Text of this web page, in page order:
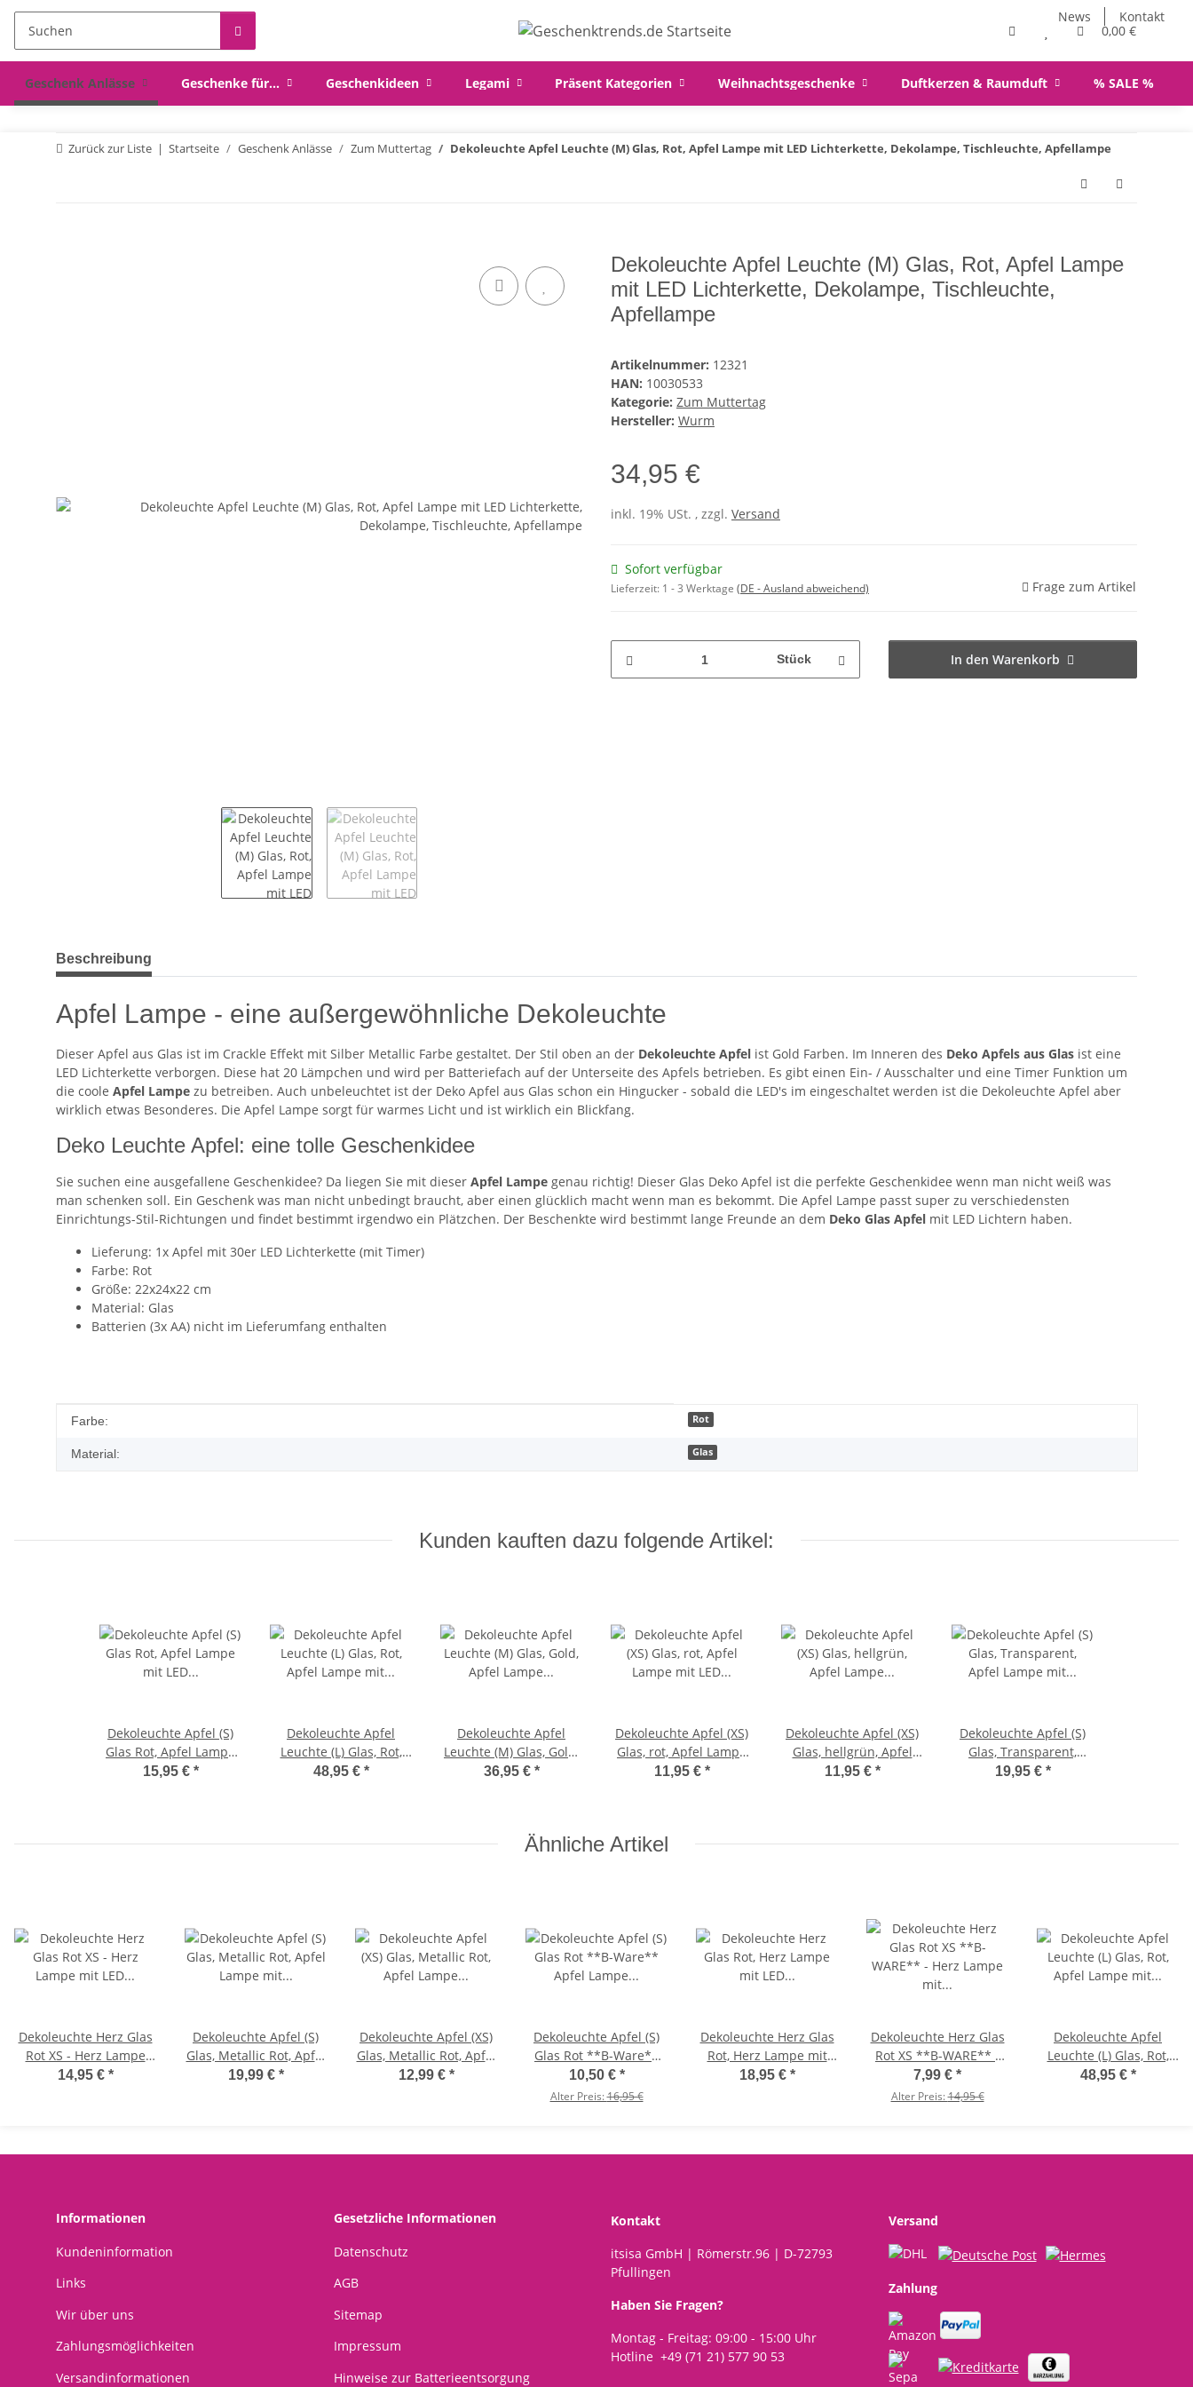
News
Kontakt
0,00 €
Geschenk Anlässe Geschenke für... Geschenkideen Legami Präsent Kategorien Weihnachtsgeschenke Duftkerzen & Raumduft % SALE %
Zurück zur Liste Startseite Geschenk Anlässe Zum Muttertag Dekoleuchte Apfel Leuchte (M) Glas, Rot, Apfel Lampe mit LED Lichterkette, Dekolampe, Tischleuchte, Apfellampe
Dekoleuchte Apfel Leuchte (M) Glas, Rot, Apfel Lampe
mit LED Lichterkette, Dekolampe, Tischleuchte,
Apfellampe
Artikelnummer: 12321
HAN: 10030533
Kategorie: Zum Muttertag
Hersteller: Wurm
34,95 €
inkl. 19% USt. , zzgl. Versand
Sofort verfügbar
Lieferzeit: 1 - 3 Werktage (DE - Ausland abweichend) Frage zum Artikel
Stück In den Warenkorb
weitere Registerkarten anzeigen
Beschreibung
Apfel Lampe - eine außergewöhnliche Dekoleuchte
Dieser Apfel aus Glas ist im Crackle Effekt mit Silber Metallic Farbe gestaltet. Der Stil oben an der Dekoleuchte Apfel ist Gold Farben. Im Inneren des Deko Apfels aus Glas ist eine
LED Lichterkette verborgen. Diese hat 20 Lämpchen und wird per Batteriefach auf der Unterseite des Apfels betrieben. Es gibt einen Ein- / Ausschalter und eine Timer Funktion um
die coole Apfel Lampe zu betreiben. Auch unbeleuchtet ist der Deko Apfel aus Glas schon ein Hingucker - sobald die LED's im eingeschaltet werden ist die Dekoleuchte Apfel aber
wirklich etwas Besonderes. Die Apfel Lampe sorgt für warmes Licht und ist wirklich ein Blickfang.
Deko Leuchte Apfel: eine tolle Geschenkidee
Sie suchen eine ausgefallene Geschenkidee? Da liegen Sie mit dieser Apfel Lampe genau richtig! Dieser Glas Deko Apfel ist die perfekte Geschenkidee wenn man nicht weiß was
man schenken soll. Ein Geschenk was man nicht unbedingt braucht, aber einen glücklich macht wenn man es bekommt. Die Apfel Lampe passt super zu verschiedensten
Einrichtungs-Stil-Richtungen und findet bestimmt irgendwo ein Plätzchen. Der Beschenkte wird bestimmt lange Freunde an dem Deko Glas Apfel mit LED Lichtern haben.
Lieferung: 1x Apfel mit 30er LED Lichterkette (mit Timer)
Farbe: Rot
Größe: 22x24x22 cm
Material: Glas
Batterien (3x AA) nicht im Lieferumfang enthalten
Produkteigenschaft
Wert
Farbe: Rot
Material: Glas
Kunden kauften dazu folgende Artikel:
Dekoleuchte Apfel (S)
Glas Rot, Apfel Lampe
mit LED Lichterkette,
15,95 € *
Dekoleuchte Apfel
Leuchte (L) Glas, Rot,
Apfel Lampe mit LED
Apfellampe
48,95 € *
Dekoleuchte Apfel
Leuchte (M) Glas, Gold,
Apfel Lampe mit LED
Apfellampe
36,95 € *
Dekoleuchte Apfel (XS)
Glas, rot, Apfel Lampe
mit LED Lichterkette,
11,95 € *
Dekoleuchte Apfel (XS)
Glas, hellgrün, Apfel
Lampe mit LED
Apfellampe
11,95 € *
Dekoleuchte Apfel (S)
Glas, Transparent,
Apfel Lampe mit LED
Apfellampe
19,95 € *
Ähnliche Artikel
Dekoleuchte Herz Glas
Rot XS - Herz Lampe
mit LED Lichterkette,
14,95 € *
Dekoleuchte Apfel (S)
Glas, Metallic Rot, Apfel
Lampe mit 20 LED -
19,99 € *
Dekoleuchte Apfel (XS)
Glas, Metallic Rot, Apfel
Lampe mit 10 LED -
12,99 € *
Dekoleuchte Apfel (S)
Glas Rot **B-Ware**
Apfel Lampe mit LED
Lichterkette,
10,50 € *
Alter Preis:16,95 €
Dekoleuchte Herz Glas
Rot, Herz Lampe mit
LED Lichterkette,
18,95 € *
Dekoleuchte Herz Glas
Rot XS **B-WARE** -
Herz Lampe mit LED
Lichterkette,
7,99 € *
Alter Preis:14,95 €
Dekoleuchte Apfel
Leuchte (L) Glas, Rot,
Apfel Lampe mit LED
48,95 € *
Informationen
Kundeninformation
Links
Wir über uns
Zahlungsmöglichkeiten
Versandinformationen
Gesetzliche Informationen
Datenschutz
AGB
Sitemap
Impressum
Hinweise zur Batterieentsorgung
Kontakt
itsisa GmbH | Römerstr.96 | D-72793
Pfullingen
Haben Sie Fragen?
Montag - Freitag: 09:00 - 15:00 Uhr
Hotline +49 (71 21) 577 90 53
Versand
Zahlung